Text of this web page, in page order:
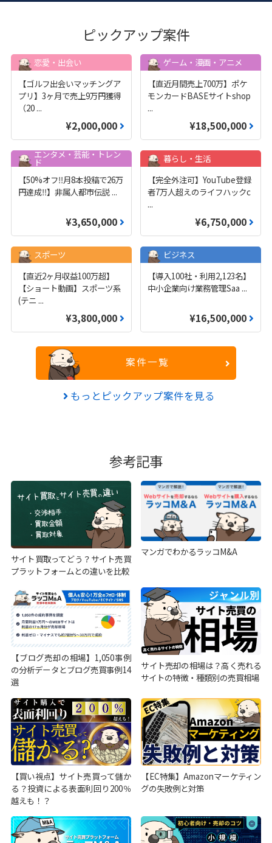
ピックアップ案件
恋愛・出会い
【ゴルフ出会いマッチングア
プリ】3ヶ月で売上9万円獲得
（20 ...
¥2,000,000
ゲーム・漫画・アニメ
【直近月間売上700万】ポケ
モンカードBASEサイトshop
...
¥18,500,000
エンタメ・芸能・トレン
ド
【50%オフ‼️月8本投稿で26万
円達成‼️】非属人都市伝説 ...
¥3,650,000
暮らし・生活
【完全外注可】YouTube登録
者7万人超えのライフハックc
...
¥6,750,000
スポーツ
【直近2ヶ月収益100万超】
【ショート動画】スポーツ系
(テニ ...
¥3,800,000
ビジネス
【導入100社・利用2,123名】
中小企業向け業務管理Saa ...
¥16,500,000
案件一覧
もっとピックアップ案件を見る
参考記事
サイト買取ってどう？サイト売買
プラットフォームとの違いを比較
マンガでわかるラッコM&A
【ブログ売却の相場】1,050事例
の分析データとブログ売買事例14
選
サイト売却の相場は？高く売れる
サイトの特徴・種類別の売買相場
【買い視点】サイト売買って儲か
る？投資による表面利回り200％
越えも！？
【EC特集】Amazonマーケティン
グの失敗例と対策